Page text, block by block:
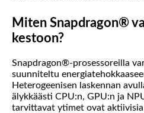
Miten Snapdragon®
kestoon?
Snapdragon®-prosessoreilla
suunniteltu
Heterogeenisen laskennan
älykkäästi CPU:n, GPU:n ja
tarvittavat ytimet ovat